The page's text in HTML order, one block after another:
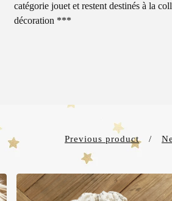
catégorie jouet et restent destinés à la
décoration ***
Previous product